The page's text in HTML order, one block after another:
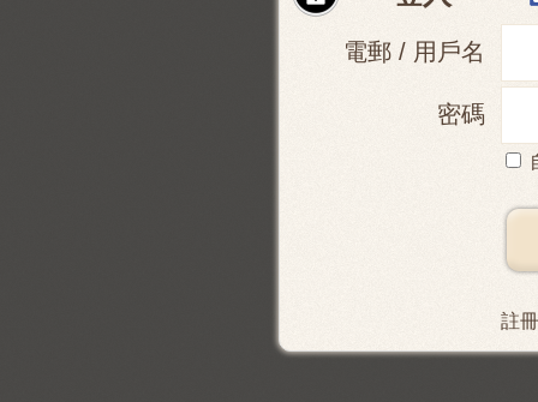
電郵 / 用戶名
密碼
註